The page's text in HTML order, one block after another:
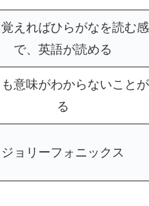
えればひらがなを読む
で、英語が読める
意味がわからないこと
る
ジョリーフォニックス